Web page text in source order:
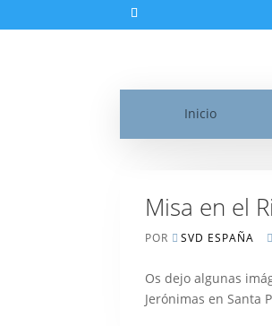
Inicio
Misa en el
POR SVD ESPAÑA
Os dejo algunas
Jerónimas en Santa